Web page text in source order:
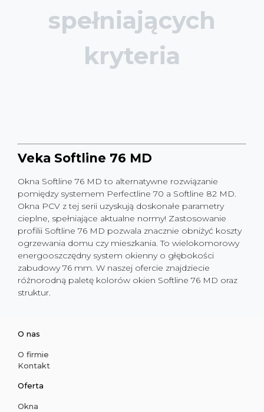
spełniających
kryteria
Veka Softline 76 MD
Okna Softline 76 MD to alternatywne rozwiązanie
pomiędzy systemem Perfectline 70 a Softline 82 MD.
Okna PCV z tej serii uzyskują doskonałe parametry
cieplne, spełniające aktualne normy! Zastosowanie
profilii Softline 76 MD pozwala znacznie obniżyć koszty
ogrzewania domu czy mieszkania. To wielokomorowy
energooszczędny system okienny o głębokości
zabudowy 76 mm. W naszej ofercie znajdziecie
różnorodną paletę kolorów okien Softline 76 MD oraz
struktur.
O nas
O firmie
Kontakt
Oferta
Okna